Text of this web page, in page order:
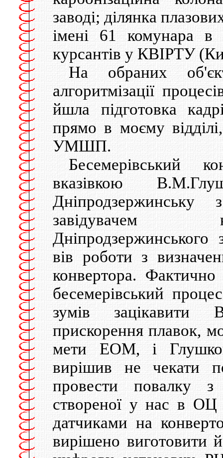
заводі; ділянка
імені 61 комунара в
курсантів у КВІРТУ
На обраних
алгоритмізації
йшла підготовка
прямо в моєму
УМШП.
Бесемерівський
вказівкою
завідувачем
вів роботи з
конвертора.
бесемерівський
зумів зацікавити
прискорення плавок,
мети ЕОМ, і
вирішив не чекати
провести повалку
створеної у нас в
датчиками на
вирішено виготовити